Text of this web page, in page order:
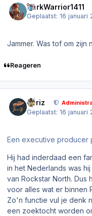
DarkWarrior1411
Geplaatst:16 januari
Jammer. Was tof om zijn
Reageren
Joriz
Geplaatst:16 januari
Een executive producer
Hij had inderdaad een
in het Nederlands was
van Rockstar North. Dus
voor alles wat er binnen
Zo'n functie vul je denk
een zoektocht worden